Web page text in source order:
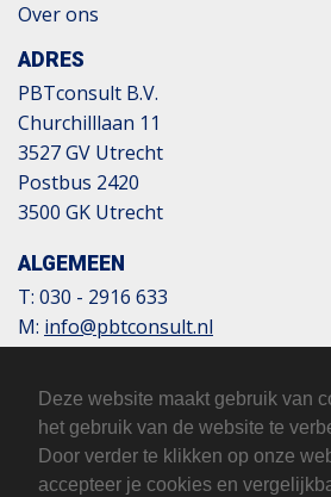
Deze website maakt gebruik van
het gebruik van de website te
Door verder te klikken op onze
accepteer je cookies en
Over ons
ADRES
PBTconsult B.V.
Churchilllaan 11
3527 GV Utrecht
Postbus 2420
3500 GK Utrecht
ALGEMEEN
T: 030 - 2916 633
M: info@pbtconsult.nl
BTW: 817124305B01
KvK: 32110854